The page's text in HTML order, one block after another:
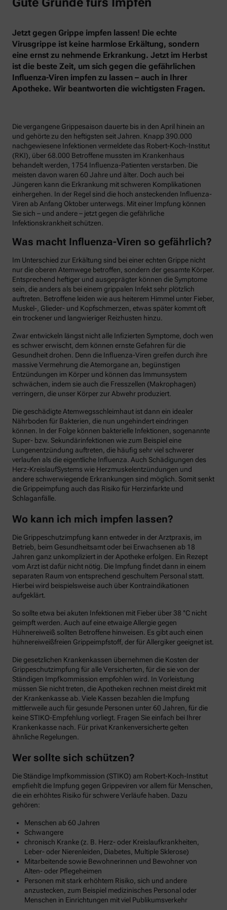
Jetzt gegen Grippe impfen lassen! Die echte
Virusgrippe ist keine harmlose Erkältung, sondern
eine ernst zu nehmende Erkrankung. Jetzt im Herbst
ist die beste Zeit, um sich gegen die gefährlichen
Influenza-Viren impfen zu lassen – auch in Ihrer
Apotheke. Wir beantworten die wichtigsten Fragen.
Die vergangene Grippesaison dauerte bis in den April hinein an
und gehörte zu den heftigsten seit Jahren. Knapp 390.000
nachgewiesene Infektionen vermeldete das Robert-Koch-Institut
(RKI), über 68.000 Betroffene mussten im Krankenhaus
behandelt werden, 1754 Influenza-Patienten verstarben. Die
meisten davon waren 60 Jahre und älter. Doch auch bei
Jüngeren kann die Erkrankung mit schweren Komplikationen
einhergehen. In der Regel sind die hoch ansteckenden Influenza-
Viren ab Anfang Oktober unterwegs. Mit einer Impfung können
Sie sich – und andere – jetzt gegen die gefährliche
Infektionskrankheit schützen.
Was macht Influenza-Viren so gefährlich?
Im Unterschied zur Erkältung sind bei einer echten Grippe nicht
nur die oberen Atemwege betroffen, sondern der gesamte Körper.
Entsprechend heftiger und ausgeprägter können die Symptome
sein, die anders als bei einem grippalen Infekt sehr plötzlich
auftreten. Betroffene leiden wie aus heiterem Himmel unter Fieber,
Muskel-, Glieder- und Kopfschmerzen, etwas später kommt oft
ein trockener und langwieriger Reizhusten hinzu.
Zwar entwickeln längst nicht alle Infizierten Symptome, doch wen
es schwer erwischt, dem können ernste Gefahren für die
Gesundheit drohen. Denn die Influenza-Viren greifen durch ihre
massive Vermehrung die Atemorgane an, begünstigen
Entzündungen im Körper und können das Immunsystem
schwächen, indem sie auch die Fresszellen (Makrophagen)
verringern, die unser Körper zur Abwehr produziert.
Die geschädigte Atemwegsschleimhaut ist dann ein idealer
Nährboden für Bakterien, die nun ungehindert eindringen
können. In der Folge können bakterielle Infektionen, sogenannte
Super- bzw. Sekundärinfektionen wie zum Beispiel eine
Lungenentzündung auftreten, die häufig sehr viel schwerer
verlaufen als die eigentliche Influenza. Auch Schädigungen des
Herz-KreislaufSystems wie Herzmuskelentzündungen und
andere schwerwiegende Erkrankungen sind möglich. Somit senkt
die Grippeimpfung auch das Risiko für Herzinfarkte und
Schlaganfälle.
Wo kann ich mich impfen lassen?
Die Grippeschutzimpfung kann entweder in der Arztpraxis, im
Betrieb, beim Gesundheitsamt oder bei Erwachsenen ab 18
Jahren ganz unkompliziert in der Apotheke erfolgen. Ein Rezept
vom Arzt ist dafür nicht nötig. Die Impfung findet dann in einem
separaten Raum von entsprechend geschultem Personal statt.
Hierbei wird beispielsweise auch über Kontraindikationen
aufgeklärt.
So sollte etwa bei akuten Infektionen mit Fieber über 38 °C nicht
geimpft werden. Auch auf eine etwaige Allergie gegen
Hühnereiweiß sollten Betroffene hinweisen. Es gibt auch einen
hühnereiweißfreien Grippeimpfstoff, der für Allergiker geeignet ist.
Die gesetzlichen Krankenkassen übernehmen die Kosten der
Grippeschutzimpfung für alle Versicherten, für die sie von der
Ständigen Impfkommission empfohlen wird. In Vorleistung
müssen Sie nicht treten, die Apotheken rechnen meist direkt mit
der Krankenkasse ab. Viele Kassen bezahlen die Impfung
mittlerweile auch für gesunde Personen unter 60 Jahren, für die
keine STIKO-Empfehlung vorliegt. Fragen Sie einfach bei Ihrer
Krankenkasse nach. Für privat Krankenversicherte gelten
ähnliche Regelungen.
Wer sollte sich schützen?
Die Ständige Impfkommission (STIKO) am Robert-Koch-Institut
empfiehlt die Impfung gegen Grippeviren vor allem für Menschen,
die ein erhöhtes Risiko für schwere Verläufe haben. Dazu
gehören:
Menschen ab 60 Jahren
Schwangere
chronisch Kranke (z. B. Herz- oder Kreislaufkrankheiten,
Leber- oder Nierenleiden, Diabetes, Multiple Sklerose)
Mitarbeitende sowie Bewohnerinnen und Bewohner von
Alten- oder Pflegeheimen
Personen mit stark erhöhtem Risiko, sich und andere
anzustecken, zum Beispiel medizinisches Personal oder
Menschen in Einrichtungen mit viel Publikumsverkehr